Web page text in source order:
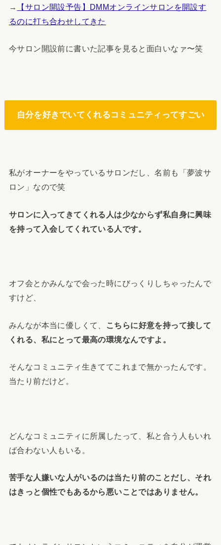
→
【サロン開設予告】DMMオンラインサロンを開設す
るのに打ち合わせしてきた
今サロン開設前に書いた記事を見ると面白いなァ〜笑
自分を好きでいてくれるコミュニティってすごい
私がオーナーをやっているサロンだし、名前も「夢波サ
ロン」なので笑
サロンに入ってきてくれる人は少なからず私自身に興味
を持って入会してくれている人です。
オフ会とかみんなで会った時にびっくりしちゃったんで
すけど、
みんなが本当に優しくて、
こちらに好意を持って接して
くれる、私にとって最高の環境なんですよ。
そんなコミュニティ生きててこれまで無かったんです。
当たり前だけど。
どんなコミュニティに所属したって、私と合う人もいれ
ば合わない人もいる。
苦手な人嫌いな人がいるのは当たり前のことだし、それ
はきっと個性でもあるから悪いことではありません。